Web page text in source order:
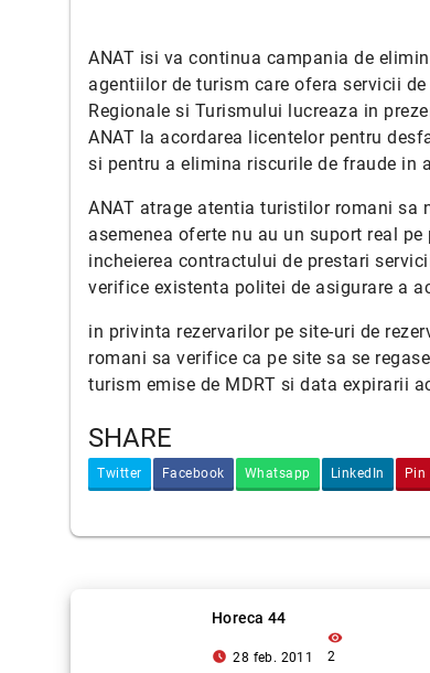
ANAT isi va continua campania de
agentiilor de turism care ofera servicii
Regionale si Turismului lucreaza in
ANAT la acordarea licentelor pentru
si pentru a elimina riscurile de fraude in
ANAT atrage atentia turistilor romani sa
asemenea oferte nu au un suport real
incheierea contractului de prestari
verifice existenta politei de asigurare a
in privinta rezervarilor pe site-uri de
romani sa verifice ca pe site sa se
turism emise de MDRT si data expirarii
SHARE
Twitter Facebook Whatsapp LinkedIn Pin
Horeca 44
access_time_filled 28 feb. 2011
visibility
2